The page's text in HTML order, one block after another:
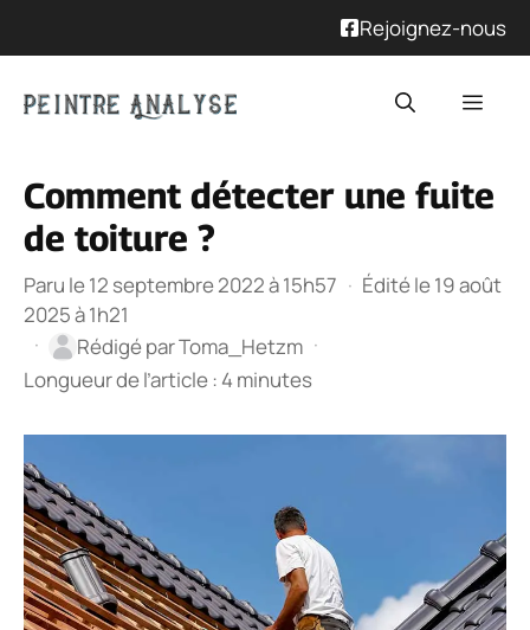
Rejoignez-nous
Comment détecter une fuite
de toiture ?
Paru le 12 septembre 2022 à 15h57 · Édité le 19 août
2025 à 1h21
·
Rédigé parToma_Hetzm ·
Longueur de l’article : 4 minutes